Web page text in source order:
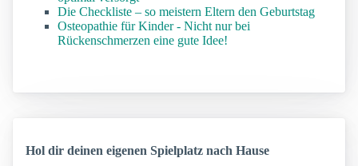
Die Checkliste – so meistern Eltern den Geburtstag
Osteopathie für Kinder - Nicht nur bei
Rückenschmerzen eine gute Idee!
Hol dir deinen eigenen Spielplatz nach Hause